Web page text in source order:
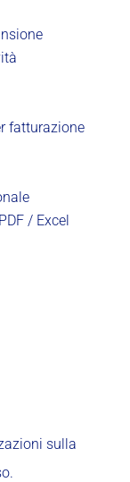
fatturazione
/ Excel
sulla